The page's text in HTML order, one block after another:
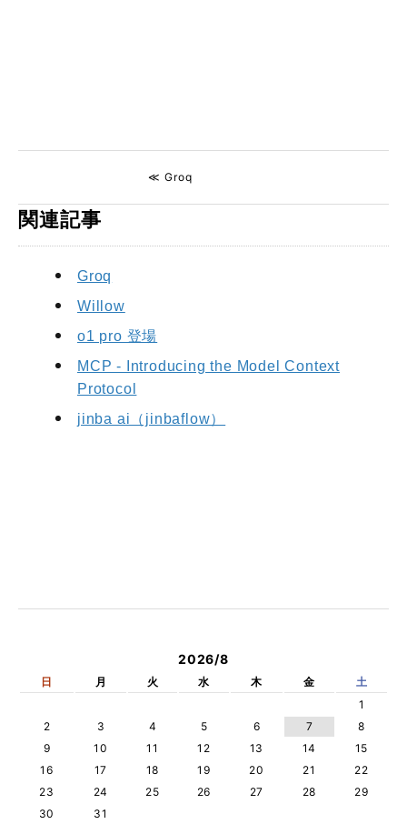
≪ Groq
関連記事
Groq
Willow
o1 pro 登場
MCP - Introducing the Model Context
Protocol
jinba ai（jinbaflow）
2026/8
日 月 火 水 木 金
土
1
2
3 4 5 6 7
8
9
10 11 12 13 14
15
16
17 18 19 20 21
22
23
24 25 26 27 28
29
30
31